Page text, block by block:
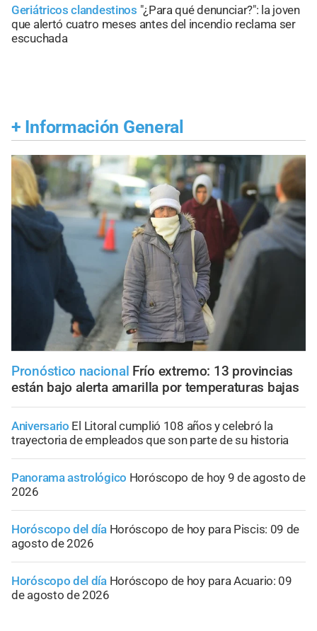
Geriátricos clandestinos "¿Para qué denunciar?": la joven
que alertó cuatro meses antes del incendio reclama ser
escuchada
+ Información General
Pronóstico nacional Frío extremo: 13 provincias
están bajo alerta amarilla por temperaturas bajas
Aniversario El Litoral cumplió 108 años y celebró la
trayectoria de empleados que son parte de su historia
Panorama astrológico Horóscopo de hoy 9 de agosto de
2026
Horóscopo del día Horóscopo de hoy para Piscis: 09 de
agosto de 2026
Horóscopo del día Horóscopo de hoy para Acuario: 09
de agosto de 2026